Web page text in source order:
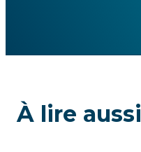
À lire aussi